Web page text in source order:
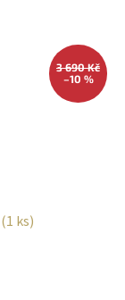
3 690 Kč
–10 %
(1 ks)